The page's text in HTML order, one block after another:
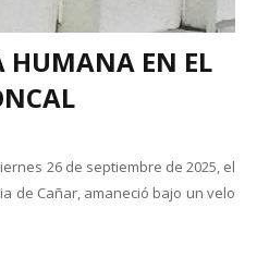
HUMANA EN EL
26 de septiembre de 2025, el
de Cañar, amaneció bajo un velo